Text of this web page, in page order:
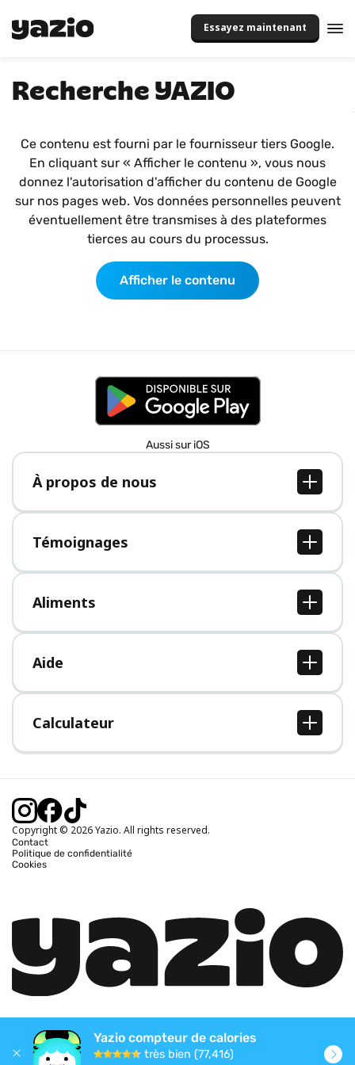
Essayez maintenant
Recherche YAZIO
Ce contenu est fourni par le fournisseur tiers Google.
En cliquant sur « Afficher le contenu », vous nous
donnez l'autorisation d'afficher du contenu de Google
sur nos pages web. Vos données personnelles peuvent
éventuellement être transmises à des plateformes
tierces au cours du processus.
Afficher le contenu
Aussi sur iOS
À propos de nous
À propos de nous
Postes
Presse
Témoignages
Tous les témoignages
Aliments
Tous les aliments
Aide
Centre d'aide
Calculateur
Calcul IMC
Calcul poids idéal
Calcul calories brûlées
Copyright © 2026 Yazio. All rights reserved.
Contact
Politique de confidentialité
Cookies
Yazio compteur de calories
très bien (77,416)